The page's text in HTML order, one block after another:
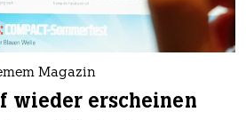
Magazin
wieder erscheinen